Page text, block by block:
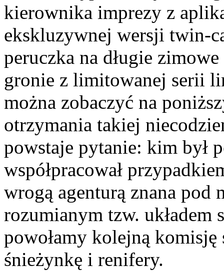
kierownika imprezy z
ekskluzywnej wersji twin-
peruczka na długie
gronie z limitowanej serii
można zobaczyć na
otrzymania takiej
powstaje pytanie: kim był
współpracował
wrogą agenturą znana pod
rozumianym tzw. układem
powołamy kolejną komisję
śnieżynkę i renifery.